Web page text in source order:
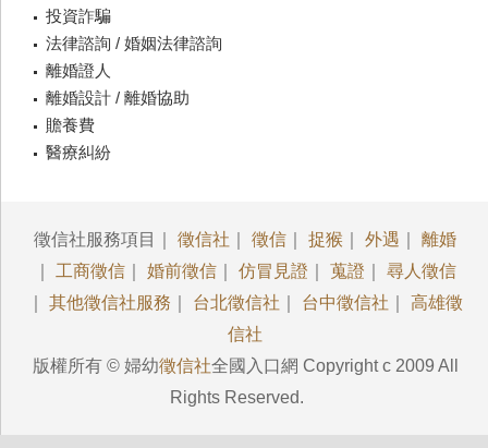
投資詐騙
法律諮詢 / 婚姻法律諮詢
離婚證人
離婚設計 / 離婚協助
贍養費
醫療糾紛
徵信社服務項目｜ 徵信社 徵信 捉猴 外遇
離婚
工商徵信 婚前徵信 仿冒見證 蒐證
尋人徵信
其他徵信社服務 台北徵信社 台中徵信社
高雄徵
信社
版權所有 © 婦幼徵信社全國入口網 Copyright c 2009 All
Rights Reserved.